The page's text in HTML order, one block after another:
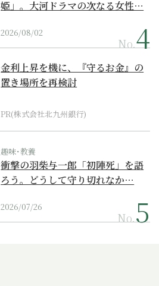
姫」。大河ドラマの次なる女性…
2026/08/02
No.
金利上昇を機に、『守るお金』の
置き場所を再検討
PR(株式会社北九州銀行)
趣味･教養
衝撃の羽柴与一郎「初陣死」を語
ろう。どうして守り切れなか…
2026/07/26
No.